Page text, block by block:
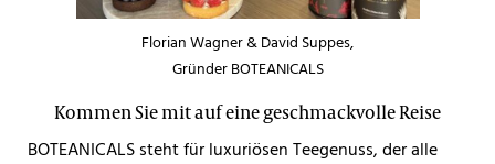
Florian Wagner & David Suppes,
Gründer BOTEANICALS
Kommen Sie mit auf eine geschmackvolle Reise
BOTEANICALS steht für luxuriösen Teegenuss, der alle